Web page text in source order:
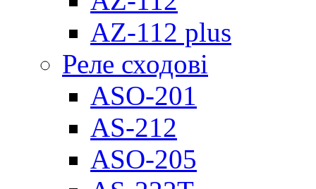
AZ-112 plus
Реле сходові
ASO-201
AS-212
ASO-205